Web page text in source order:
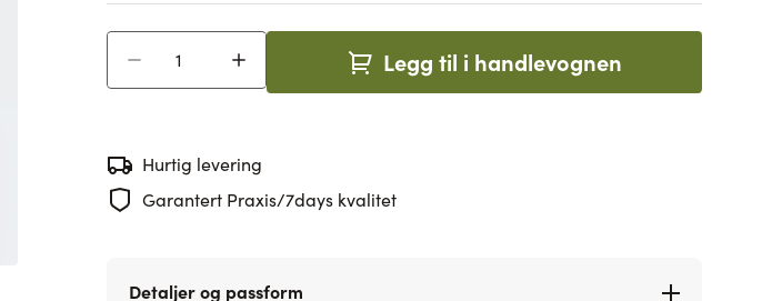
Legg til i handlevognen
Hurtig levering
Garantert Praxis/7days kvalitet
Detaljer og passform